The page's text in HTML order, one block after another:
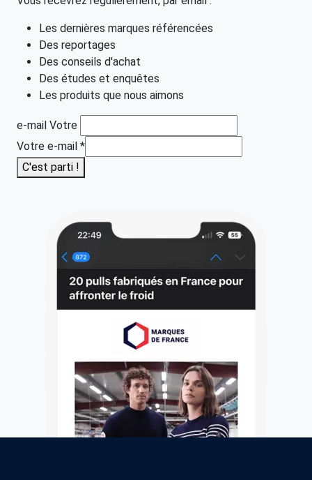
Les dernières marques référencées
Des reportages
Des conseils d'achat
Des études et enquêtes
Les produits que nous aimons
e-mail Votre
Votre e-mail *
C'est parti !